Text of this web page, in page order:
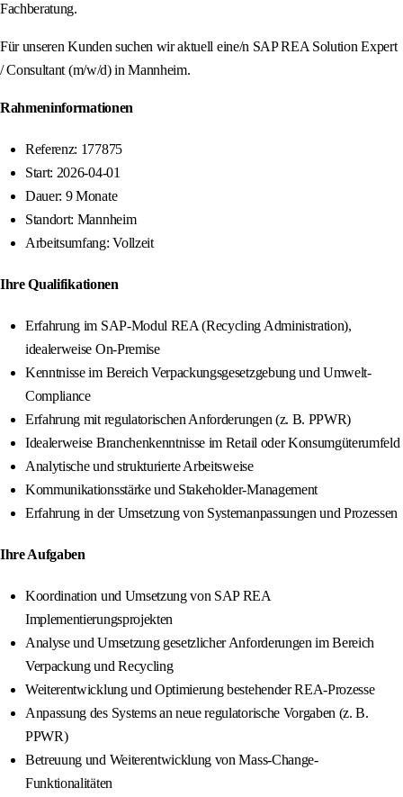
Fachberatung.
Für unseren Kunden suchen wir aktuell eine/n SAP REA Solution Expert
/ Consultant (m/w/d) in Mannheim.
Rahmeninformationen
Referenz: 177875
Start: 2026-04-01
Dauer: 9 Monate
Standort: Mannheim
Arbeitsumfang: Vollzeit
Ihre Qualifikationen
Erfahrung im SAP-Modul REA (Recycling Administration),
idealerweise On-Premise
Kenntnisse im Bereich Verpackungsgesetzgebung und Umwelt-
Compliance
Erfahrung mit regulatorischen Anforderungen (z. B. PPWR)
Idealerweise Branchenkenntnisse im Retail oder Konsumgüterumfeld
Analytische und strukturierte Arbeitsweise
Kommunikationsstärke und Stakeholder-Management
Erfahrung in der Umsetzung von Systemanpassungen und Prozessen
Ihre Aufgaben
Koordination und Umsetzung von SAP REA
Implementierungsprojekten
Analyse und Umsetzung gesetzlicher Anforderungen im Bereich
Verpackung und Recycling
Weiterentwicklung und Optimierung bestehender REA-Prozesse
Anpassung des Systems an neue regulatorische Vorgaben (z. B.
PPWR)
Betreuung und Weiterentwicklung von Mass-Change-
Funktionalitäten